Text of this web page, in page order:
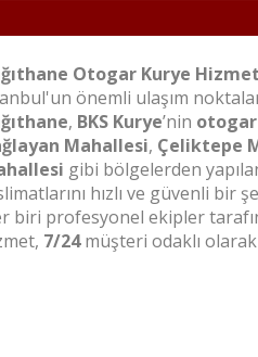
Otogar Kurye
önemli ulaşım
, BKS Kurye’nin
Mahallesi, Çeliktepe
gibi bölgelerden
hızlı ve güvenli bir
biri profesyonel ekipler
7/24müşteri odaklı